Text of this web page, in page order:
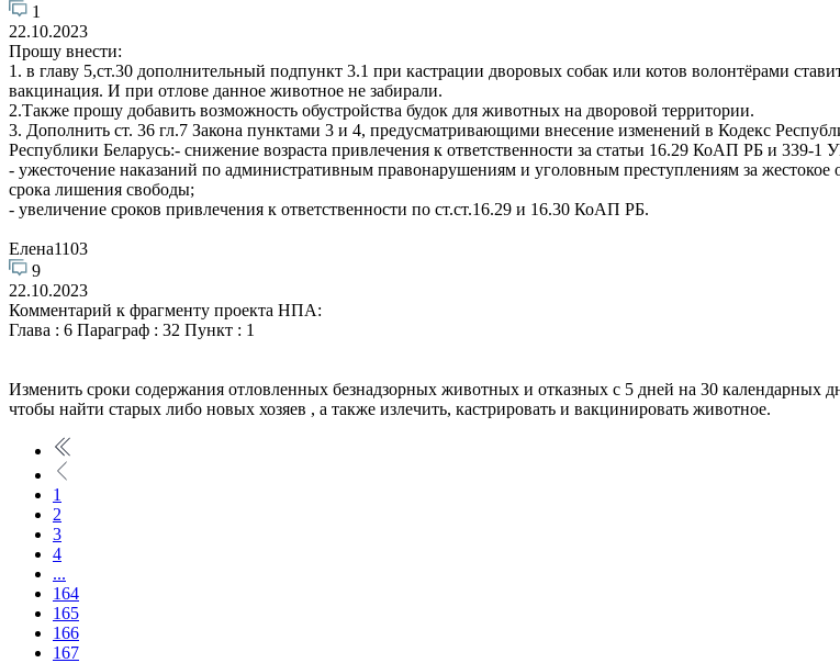
1
22.10.2023
Прошу внести:
1. в главу 5,ст.30 дополнительный подпункт 3.1 при кастрации дворовых собак или котов волонтёрами
вакцинация. И при отлове данное животное не забирали.
2.Также прошу добавить возможность обустройства будок для животных на дворовой территории.
3. Дополнить ст. 36 гл.7 Закона пунктами 3 и 4, предусматривающими внесение изменений в Кодекс
Республики Беларусь:- снижение возраста привлечения к ответственности за статьи 16.29 КоАП РБ и 339-1
- ужесточение наказаний по административным правонарушениям и уголовным преступлениям за
срока лишения свободы;
- увеличение сроков привлечения к ответственности по ст.ст.16.29 и 16.30 КоАП РБ.
Елена1103
9
22.10.2023
Комментарий к фрагменту проекта НПА:
Глава : 6 Параграф : 32 Пункт : 1
Изменить сроки содержания отловленных безнадзорных животных и отказных с 5 дней на 30 календарных
чтобы найти старых либо новых хозяев , а также излечить, кастрировать и вакцинировать животное.
1
2
3
4
...
164
165
166
167